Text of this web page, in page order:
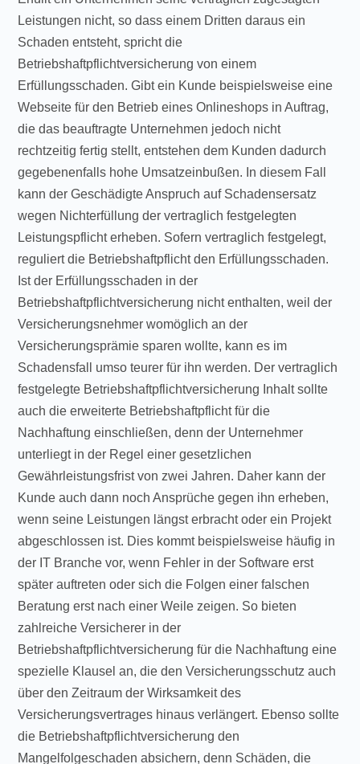
Leistungen nicht, so dass einem Dritten daraus ein
Schaden entsteht, spricht die
Betriebshaftpflichtversicherung von einem
Erfüllungsschaden. Gibt ein Kunde beispielsweise eine
Webseite für den Betrieb eines Onlineshops in Auftrag,
die das beauftragte Unternehmen jedoch nicht
rechtzeitig fertig stellt, entstehen dem Kunden dadurch
gegebenenfalls hohe Umsatzeinbußen. In diesem Fall
kann der Geschädigte Anspruch auf Schadensersatz
wegen Nichterfüllung der vertraglich festgelegten
Leistungspflicht erheben. Sofern vertraglich festgelegt,
reguliert die Betriebshaftpflicht den Erfüllungsschaden.
Ist der Erfüllungsschaden in der
Betriebshaftpflichtversicherung nicht enthalten, weil der
Versicherungsnehmer womöglich an der
Versicherungsprämie sparen wollte, kann es im
Schadensfall umso teurer für ihn werden. Der vertraglich
festgelegte Betriebshaftpflichtversicherung Inhalt sollte
auch die erweiterte Betriebshaftpflicht für die
Nachhaftung einschließen, denn der Unternehmer
unterliegt in der Regel einer gesetzlichen
Gewährleistungsfrist von zwei Jahren. Daher kann der
Kunde auch dann noch Ansprüche gegen ihn erheben,
wenn seine Leistungen längst erbracht oder ein Projekt
abgeschlossen ist. Dies kommt beispielsweise häufig in
der IT Branche vor, wenn Fehler in der Software erst
später auftreten oder sich die Folgen einer falschen
Beratung erst nach einer Weile zeigen. So bieten
zahlreiche Versicherer in der
Betriebshaftpflichtversicherung für die Nachhaftung eine
spezielle Klausel an, die den Versicherungsschutz auch
über den Zeitraum der Wirksamkeit des
Versicherungsvertrages hinaus verlängert. Ebenso sollte
die Betriebshaftpflichtversicherung den
Mangelfolgeschaden absichern, denn Schäden, die